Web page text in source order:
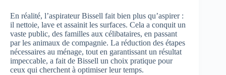
En réalité, l’aspirateur Bissell fait bien plus qu’aspirer :
il nettoie, lave et assainit les surfaces. Cela a conquit un
vaste public, des familles aux célibataires, en passant
par les animaux de compagnie. La réduction des étapes
nécessaires au ménage, tout en garantissant un résultat
impeccable, a fait de Bissell un choix pratique pour
ceux qui cherchent à optimiser leur temps.